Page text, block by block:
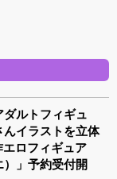
ダルトフィギュ
んイラストを立体
ロフィギュア
）」予約受付開